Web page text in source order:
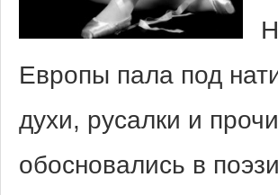
Европы пала под
духи, русалки и
обосновались в